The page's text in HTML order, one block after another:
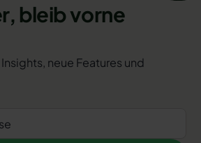
bleib vorne
neue Features und